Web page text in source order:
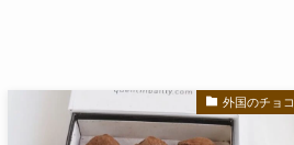
外国のチョコ